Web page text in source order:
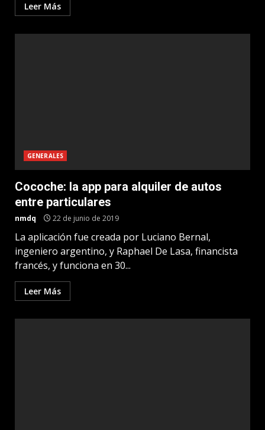
Leer Más
GENERALES
Cocoche: la app para alquiler de autos
entre particulares
nmdq 22 de junio de 2019
La aplicación fue creada por Luciano Bernal,
ingeniero argentino, y Raphael De Lasa, financista
francés, y funciona en 30...
Leer Más